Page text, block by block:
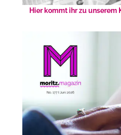
Hier kommt ihr zu